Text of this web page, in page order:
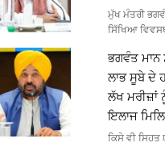
ਮੁੱਖ ਮੰਤਰੀ
ਸਿੱਖਿਆ
ਭਗਵੰਤ ਮਾਨ
ਲਾਭ ਸੂਬੇ ਦੇ
ਲੱਖ ਮਰੀਜ਼ਾਂ
ਇਲਾਜ
ਕਿਸੇ ਵੀ